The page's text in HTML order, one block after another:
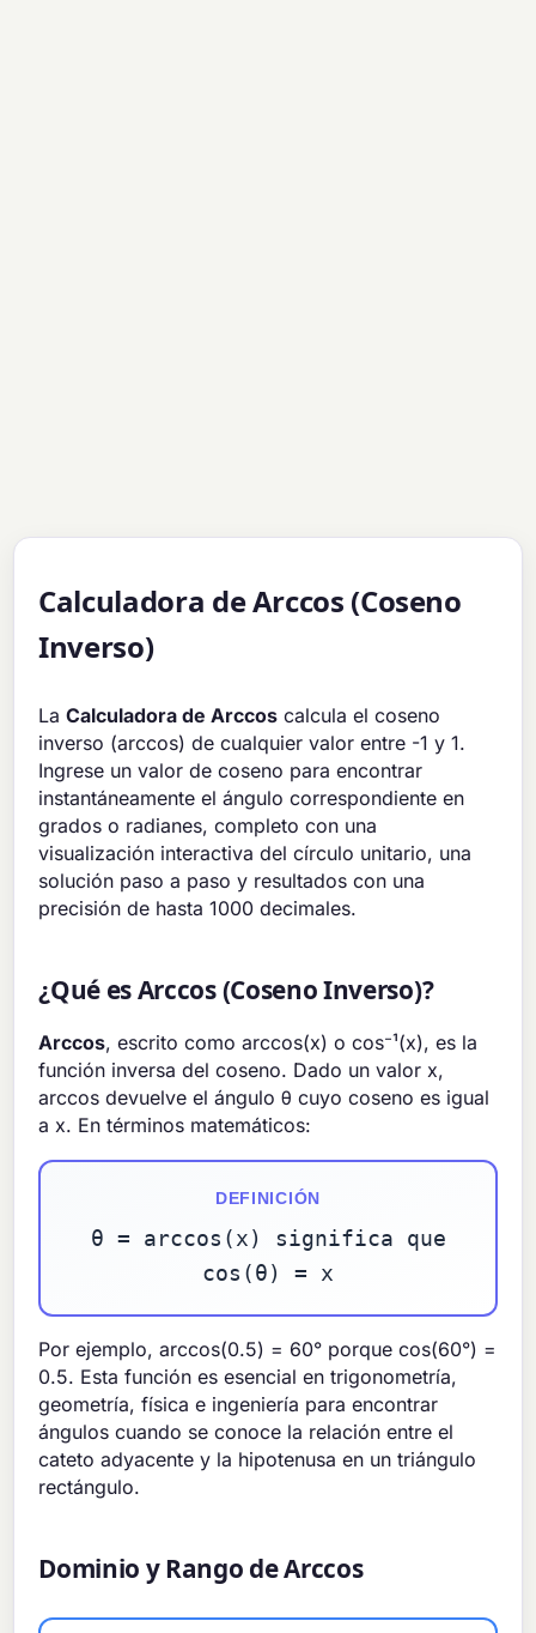
Calculadora de Arccos (Coseno
Inverso)
LaCalculadora de Arccos calcula el coseno
inverso (arccos) de cualquier valor entre -1 y 1.
Ingrese un valor de coseno para encontrar
instantáneamente el ángulo correspondiente en
grados o radianes, completo con una
visualización interactiva del círculo unitario, una
solución paso a paso y resultados con una
precisión de hasta 1000 decimales.
¿Qué es Arccos (Coseno Inverso)?
Arccos, escrito como arccos(x) o cos⁻¹(x), es la
función inversa del coseno. Dado un valor x,
arccos devuelve el ángulo θ cuyo coseno es igual
a x. En términos matemáticos:
DEFINICIÓN
θ = arccos(x) significa que
cos(θ) = x
Por ejemplo, arccos(0.5) = 60° porque cos(60°) =
0.5. Esta función es esencial en trigonometría,
geometría, física e ingeniería para encontrar
ángulos cuando se conoce la relación entre el
cateto adyacente y la hipotenusa en un triángulo
rectángulo.
Dominio y Rango de Arccos